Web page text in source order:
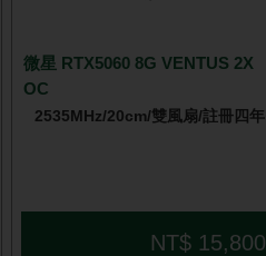
微星 RTX5060 8G VENTUS 2X
OC
2535MHz/20cm/雙風扇/註冊四年
NT$ 15,800